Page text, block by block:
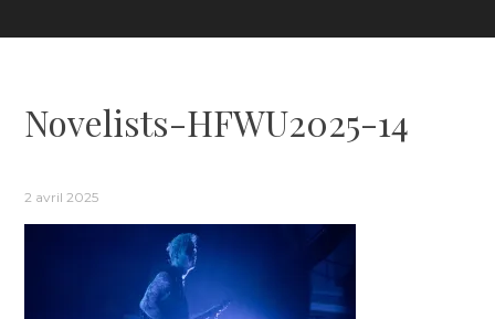
Novelists-HFWU2025-14
2 avril 2025